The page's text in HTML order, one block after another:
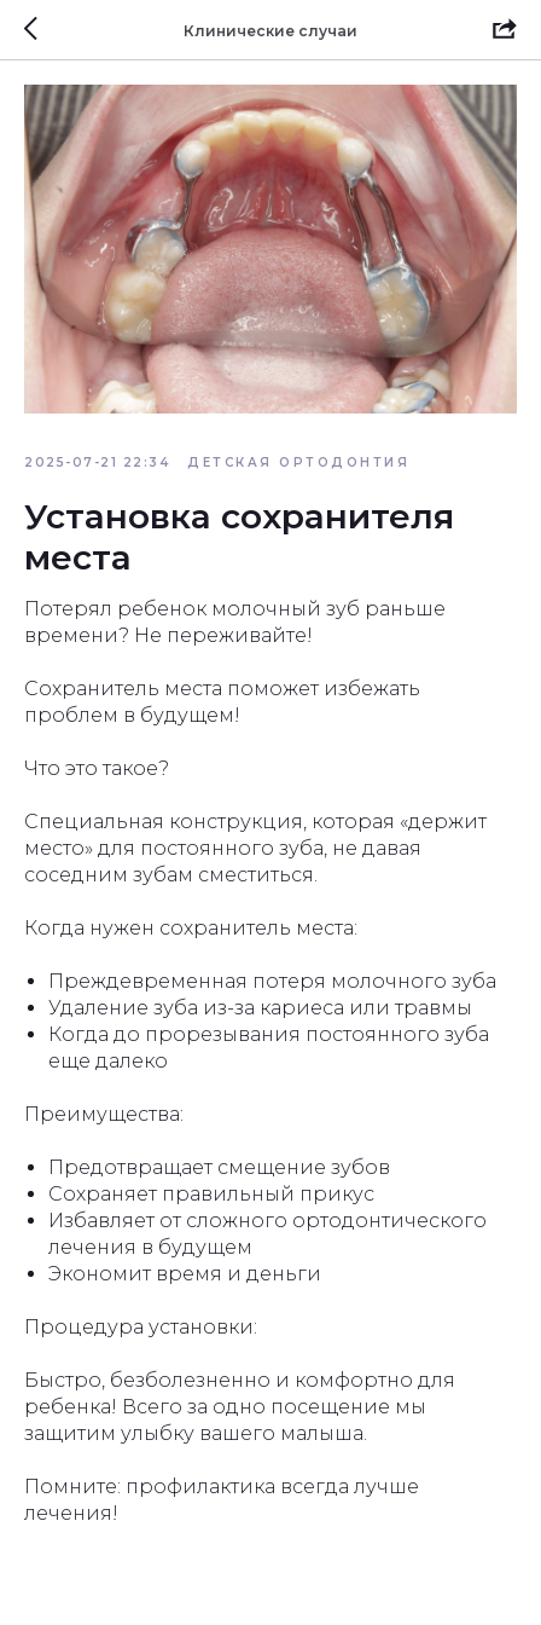
Клинические случаи
2025-07-21 22:34 ДЕТСКАЯ ОРТОДОНТИЯ
Установка сохранителя
места
Потерял ребенок молочный зуб раньше
времени? Не переживайте!
Сохранитель места поможет избежать
проблем в будущем!
Что это такое?
Специальная конструкция, которая «держит
место» для постоянного зуба, не давая
соседним зубам сместиться.
Когда нужен сохранитель места:
Преждевременная потеря молочного зуба
Удаление зуба из-за кариеса или травмы
Когда до прорезывания постоянного зуба
еще далеко
Преимущества:
Предотвращает смещение зубов
Сохраняет правильный прикус
Избавляет от сложного ортодонтического
лечения в будущем
Экономит время и деньги
Процедура установки:
Быстро, безболезненно и комфортно для
ребенка! Всего за одно посещение мы
защитим улыбку вашего малыша.
Помните: профилактика всегда лучше
лечения!